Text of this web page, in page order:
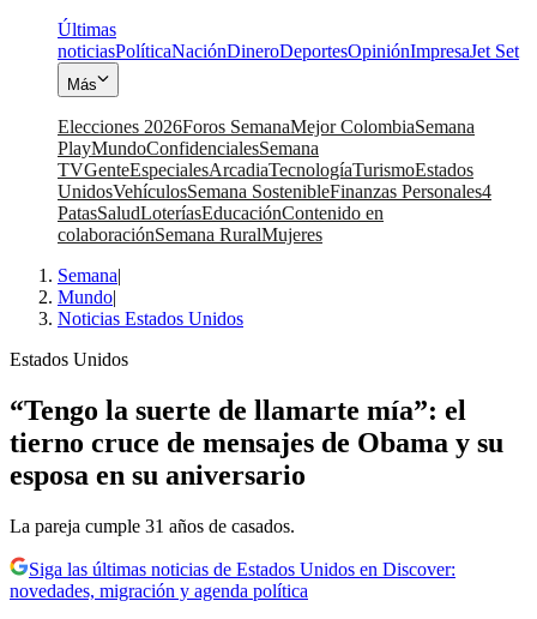
Últimas
noticiasPolíticaNaciónDineroDeportesOpiniónImpresaJet Set
Más
Elecciones 2026Foros SemanaMejor ColombiaSemana
PlayMundoConfidencialesSemana
TVGenteEspecialesArcadiaTecnologíaTurismoEstados
UnidosVehículosSemana SostenibleFinanzas Personales4
PatasSaludLoteríasEducaciónContenido en
colaboraciónSemana RuralMujeres
Semana|
Mundo|
Noticias Estados Unidos
Estados Unidos
“Tengo la suerte de llamarte mía”: el
tierno cruce de mensajes de Obama y su
esposa en su aniversario
La pareja cumple 31 años de casados.
Siga las últimas noticias de Estados Unidos en Discover:
novedades, migración y agenda política